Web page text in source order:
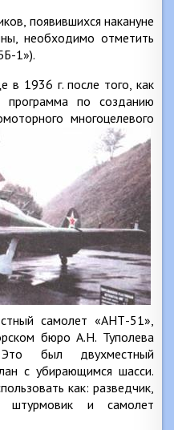
появившихся накануне
необходимо отметить
1»).
в 1936 г. после того, как
программа по созданию
многоцелевого
самолет «АНТ-51»,
бюро А.Н. Туполева
был двухместный
с убирающимся шасси.
как: разведчик,
штурмовик и самолет